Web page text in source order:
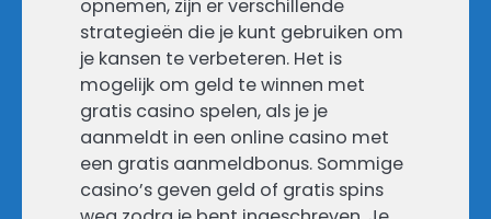
opnemen, zijn er verschillende
strategieën die je kunt gebruiken om
je kansen te verbeteren. Het is
mogelijk om geld te winnen met
gratis casino spelen, als je je
aanmeldt in een online casino met
een gratis aanmeldbonus. Sommige
casino’s geven geld of gratis spins